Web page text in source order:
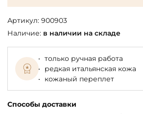
Артикул: 900903
Наличие: в наличии на складе
только ручная работа
редкая итальянская кожа
кожаный переплет
Способы доставки